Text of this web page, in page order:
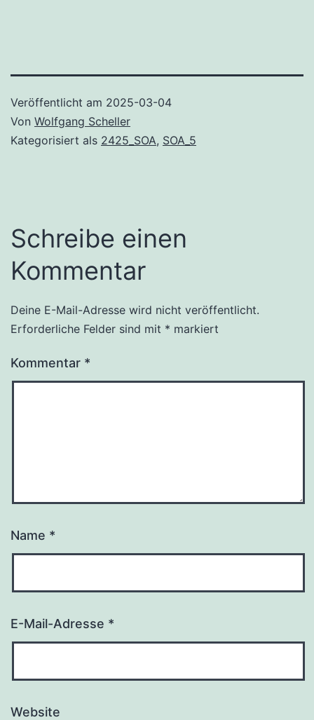
Veröffentlicht am 2025-03-04
Von Wolfgang Scheller
Kategorisiert als 2425_SOA, SOA_5
Schreibe einen
Kommentar
Deine E-Mail-Adresse wird nicht veröffentlicht.
Erforderliche Felder sind mit * markiert
Kommentar *
Name *
E-Mail-Adresse *
Website